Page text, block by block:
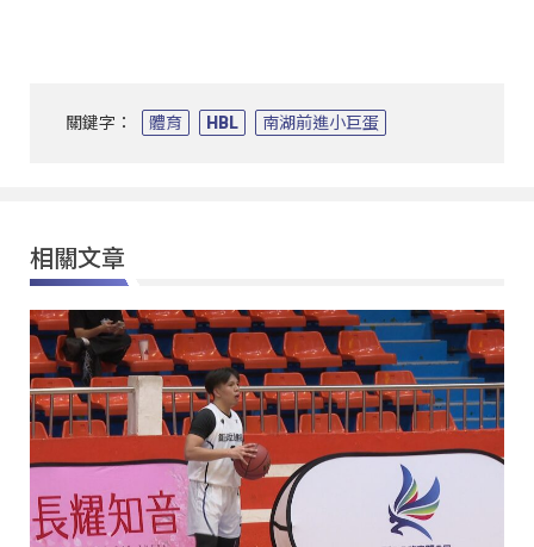
關鍵字： 體育 HBL 南湖前進小巨蛋
相關文章